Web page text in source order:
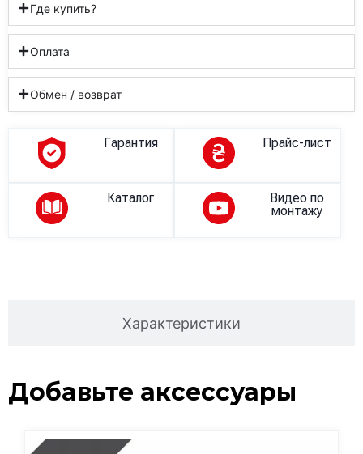
Где купить?
Оплата
Обмен / возврат
Гарантия Прайс-лист
Каталог
Видео по
монтажу
Характеристики
Добавьте аксессуары